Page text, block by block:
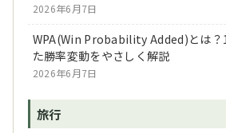
2026年6月7日
WPA(Win Probability Added)とは？
た勝率変動をやさしく解説
2026年6月7日
旅行